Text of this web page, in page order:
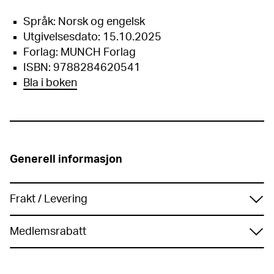
Språk: Norsk og engelsk
Utgivelsesdato: 15.10.2025
Forlag: MUNCH Forlag
ISBN: 9788284620541
Bla i boken
Generell informasjon
Frakt / Levering
leveringstid 3 – 7 dager. Handler du for mer enn kr
699 er levering gratis. Vi sender kun til Norge.
Medlemsrabatt